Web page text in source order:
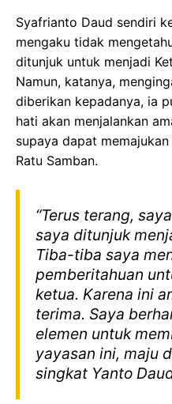
Syafrianto Daud sendiri
mengaku tidak
ditunjuk untuk menjadi
Namun, katanya,
diberikan kepadanya, ia
hati akan menjalankan
supaya dapat
Ratu Samban.
“Terus terang,
saya ditunjuk
Tiba-tiba saya
pemberitahuan
ketua. Karena ini
terima. Saya
elemen untuk
yayasan ini, maju
singkat Yanto